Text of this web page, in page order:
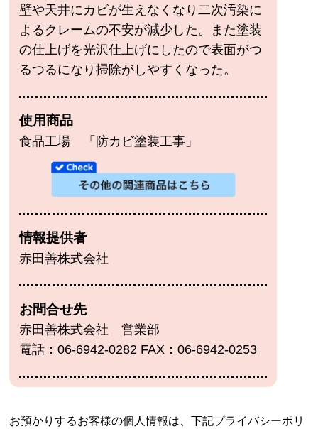
壁や天井にカビが生えなくなり二次汚染に
よるクレームの不安が減少した。また塗装
の仕上げを光沢仕上げにしたので表面がつ
るつるになり掃除がしやすくなった。
使用商品
食品工場 「防カビ塗装工事」
情報提供者
赤田善株式会社
お問合せ先
赤田善株式会社 営業部
電話：06-6942-0282 FAX：06-6942-0253
お預かりするお客様の個人情報は、下記プライバシーポリ